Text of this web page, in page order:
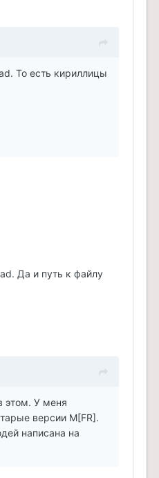
То есть кириллицы
Да и путь к файлу
этом. У меня
версии M[FR].
написана на